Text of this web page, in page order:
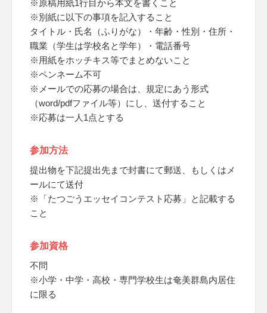
※原稿用紙1行目から本文を書くこと
※別紙に以下の事項を記入すること
タイトル・氏名（ふりがな）・年齢・性別・住所・
職業（学生は学校名と学年）・電話番号
※用紙をホッチキス等でまとめないこと
※ペンネーム不可
※メールでの応募の場合は、規定にあう形式
（word/pdfファイル等）にし、送付すること
※応募は一人1点とする
参加方法
提出物を下記提出先まで封書にて郵送、もしくはメ
ールにて送付
※「たつごうエッセイコンテスト応募」と記載する
こと
参加資格
不問
※小学・中学・高校・専門学校生は奄美群島内居住
に限る